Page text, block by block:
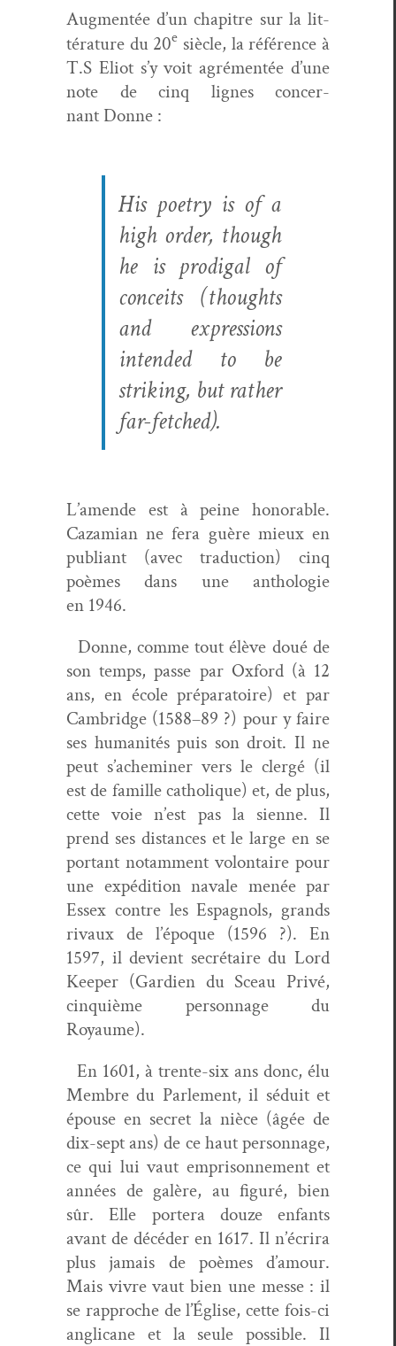
Aug­men­tée d’un chapitre sur la lit­
téra­ture du 20e siè­cle, la référence à
T.S Eliot s’y voit agré­men­tée d’une
note de cinq lignes con­cer­
nant Donne :
His poet­ry is of a
high order, though
he is prodi­gal of
con­ceits(thoughts
and expres­sions
intend­ed to be
strik­ing, but rather
far-fetched).
L’amende est à peine hon­or­able.
Caza­mi­an ne fera guère mieux en
pub­liant (avec tra­duc­tion) cinq
poèmes dans une antholo­gie
en 1946.
Donne, comme tout élève doué de
son temps, passe par Oxford (à 12
ans, en école pré­para­toire) et par
Cam­bridge (1588–89 ?) pour y faire
ses human­ités puis son droit. Il ne
peut s’acheminer vers le clergé (il
est de famille catholique) et, de plus,
cette voie n’est pas la sienne. Il
prend ses dis­tances et le large en se
por­tant notam­ment volon­taire pour
une expédi­tion navale menée par
Essex con­tre les Espag­nols, grands
rivaux de l’époque (1596 ?). En
1597, il devient secré­taire du Lord
Keep­er (Gar­di­en du Sceau Privé,
cinquième per­son­nage du
Royaume).
En 1601, à trente-six ans donc, élu
Mem­bre du Par­lement, il séduit et
épouse en secret la nièce (âgée de
dix-sept ans) de ce haut per­son­nage,
ce qui lui vaut empris­on­nement et
années de galère, au fig­uré, bien
sûr. Elle portera douze enfants
avant de décéder en 1617. Il n’écrira
plus jamais de poèmes d’amour.
Mais vivre vaut bien une messe : il
se rap­proche de l’Église, cette fois-ci
angli­cane et la seule pos­si­ble. Il